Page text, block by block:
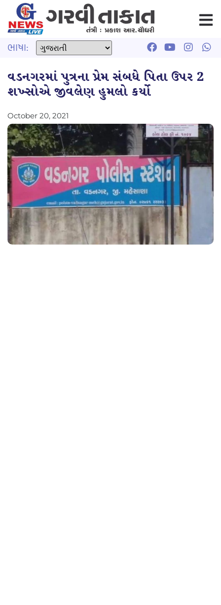
ભાષા:
વડનગરમાં પુત્રના પ્રેમ સંબધે પિતા ઉપર 2
શખ્સોએ જીવલેણ હુમલો કર્યો
October 20, 2021